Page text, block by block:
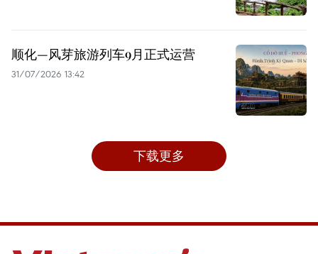
顺化—风芽旅游列车9月正式运营
31/07/2026 13:42
下载更多